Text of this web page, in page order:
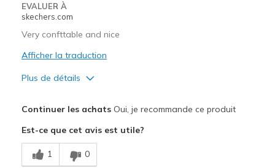
EVALUER À
skechers.com
Very confttable and nice
Afficher la traduction
Plus de détails
Breathe Well
Comfortable
Continuer les achatsOui, je recommande ce produit
Est-ce que cet avis est utile?
1 0